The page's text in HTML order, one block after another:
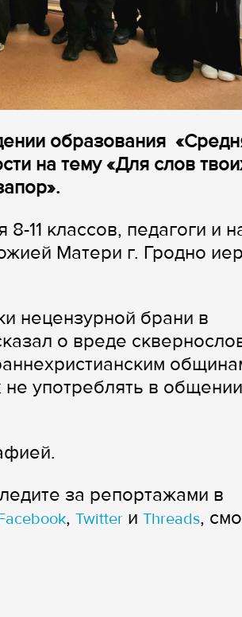
образования
на тему «Для слов
11 классов, педагоги и
Матери г. Гродно
нецензурной брани в
о вреде
употреблять в общении
за репортажами в
, Twitter и Threads,